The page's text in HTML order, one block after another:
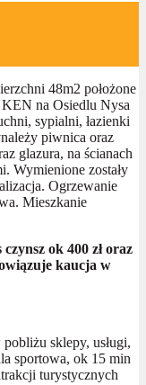
48m2 położone
na Osiedlu Nysa
sypialni, łazienki
piwnica oraz
glazura, na ścianach
Wymienione zostały
Ogrzewanie
Mieszkanie
ok 400 zł oraz
kaucja w
sklepy, usługi,
sportowa, ok 15 min
turystycznych